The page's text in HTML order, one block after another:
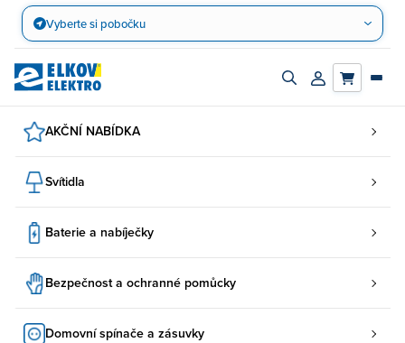
Přejít
obsah
Vyberte si pobočku
Zapnout/vypnout
Přihlásit/
AKČNÍ NABÍDKA
Svítidla
Baterie a nabíječky
Bezpečnost a ochranné pomůcky
Domovní spínače a zásuvky